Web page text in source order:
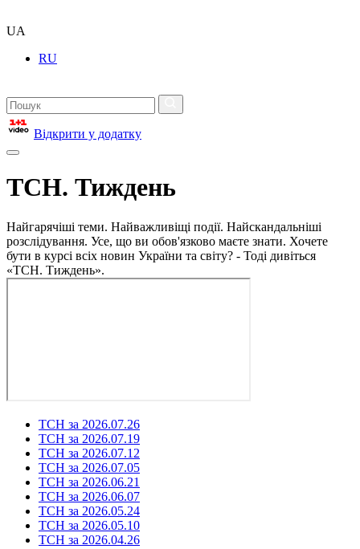
UA
RU
Відкрити у додатку
ТСН. Тиждень
Найгарячіші теми. Найважливіщі події. Найскандальніші
розслідування. Усе, що ви обов'язково маєте знати. Хочете
бути в курсі всіх новин України та світу? - Тоді дивіться
«ТСН. Тиждень».
ТСН за 2026.07.26
ТСН за 2026.07.19
ТСН за 2026.07.12
ТСН за 2026.07.05
ТСН за 2026.06.21
ТСН за 2026.06.07
ТСН за 2026.05.24
ТСН за 2026.05.10
ТСН за 2026.04.26